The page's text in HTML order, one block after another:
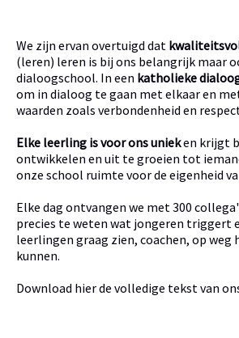
We zijn ervan overtuigd dat
(leren) leren is bij ons belangrijk maar
dialoogschool. In een katholieke
om in dialoog te gaan met elkaar en
waarden zoals verbondenheid en
Elke leerling is voor ons unieken krijgt
ontwikkelen en uit te groeien tot
onze school ruimte voor de eigenheid
Elke dag ontvangen we met 300
precies te weten wat jongeren triggert
leerlingen graag zien, coachen, op
kunnen.
Download hier de volledige tekst van